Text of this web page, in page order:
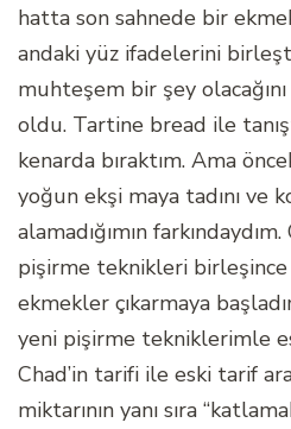
hatta son sahnede bir ekmek
andaki yüz ifadelerini
muhteşem bir şey
oldu. Tartine bread ile
kenarda bıraktım. Ama
yoğun ekşi maya tadını ve
alamadığımın
pişirme teknikleri birleşince
ekmekler çıkarmaya
yeni pişirme tekniklerimle
Chad’in tarifi ile eski tarif
miktarının yanı sıra